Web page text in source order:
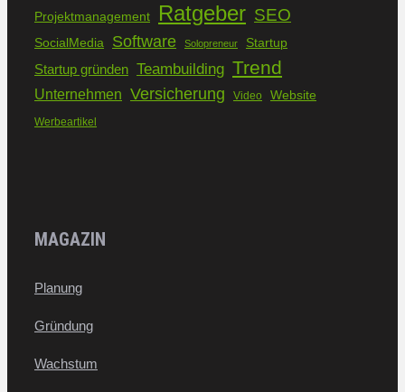
Projektmanagement Ratgeber SEO
SocialMedia Software Solopreneur Startup
Startup gründen Teambuilding Trend
Unternehmen Versicherung Video Website
Werbeartikel
MAGAZIN
Planung
Gründung
Wachstum